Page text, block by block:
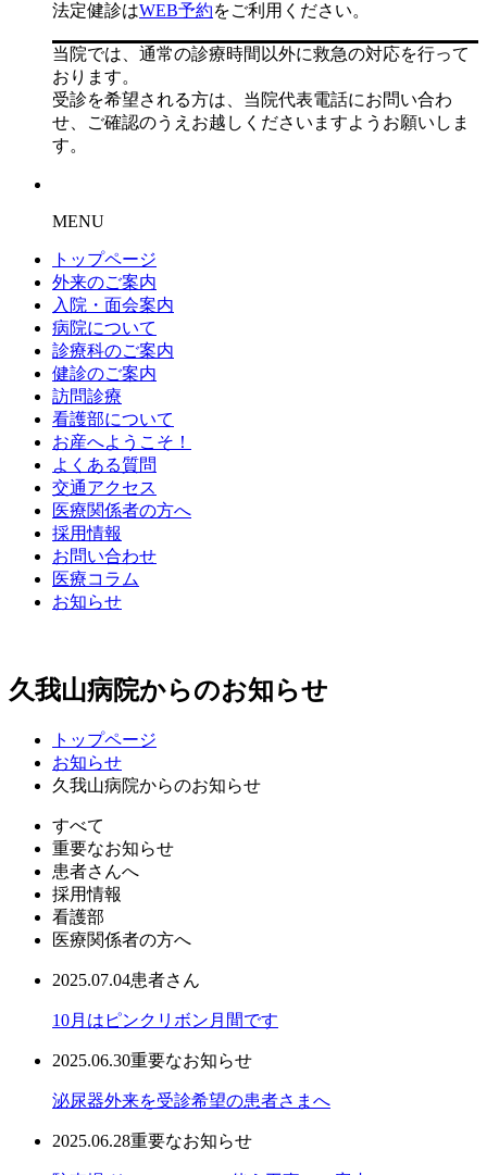
法定健診はWEB予約をご利用ください。
当院では、通常の診療時間以外に救急の対応を行って
おります。
受診を希望される方は、当院代表電話にお問い合わ
せ、ご確認のうえお越しくださいますようお願いしま
す。
MENU
トップページ
外来のご案内
入院・面会案内
病院について
診療科のご案内
健診のご案内
訪問診療
看護部について
お産へようこそ！
よくある質問
交通アクセス
医療関係者の方へ
採用情報
お問い合わせ
医療コラム
お知らせ
久我山病院からのお知らせ
トップページ
お知らせ
久我山病院からのお知らせ
すべて
重要なお知らせ
患者さんへ
採用情報
看護部
医療関係者の方へ
2025.07.04患者さん
10月はピンクリボン月間です
2025.06.30重要なお知らせ
泌尿器外来を受診希望の患者さまへ
2025.06.28重要なお知らせ